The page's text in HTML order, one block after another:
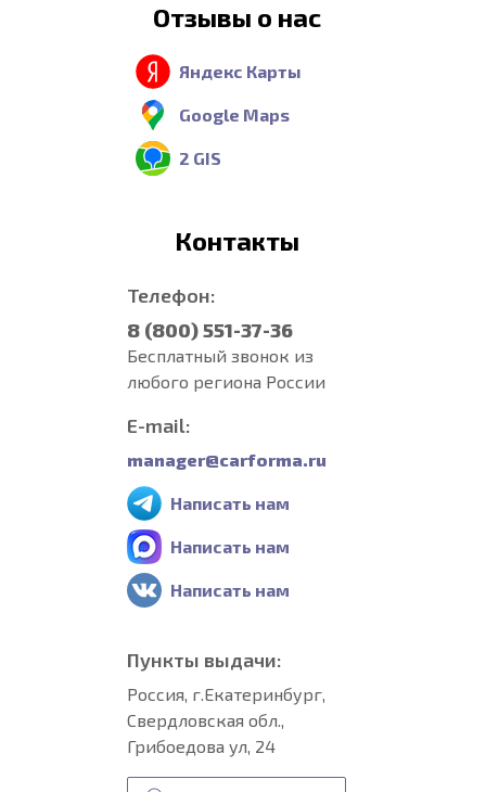
Отзывы о нас
Яндекс Карты
Google Maps
2 GIS
Контакты
Телефон:
8 (800) 551-37-36
Бесплатный звонок из
любого региона России
E-mail:
manager@carforma.ru
Написать нам
Написать нам
Написать нам
Пункты выдачи:
Россия, г.Екатеринбург,
Свердловская обл.,
Грибоедова ул, 24